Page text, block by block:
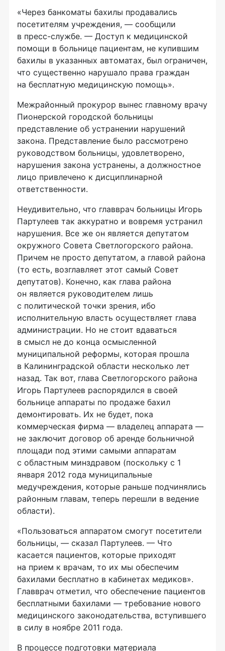
«Через банкоматы бахилы продавались
посетителям учреждения, — сообщили
в пресс-службе. — Доступ к медицинской
помощи в больнице пациентам, не купившим
бахилы в указанных автоматах, был ограничен,
что существенно нарушало права граждан
на бесплатную медицинскую помощь».
Межрайонный прокурор вынес главному врачу
Пионерской городской больницы
представление об устранении нарушений
закона. Представление было рассмотрено
руководством больницы, удовлетворено,
нарушения закона устранены, а должностное
лицо привлечено к дисциплинарной
ответственности.
Неудивительно, что главврач больницы Игорь
Партулеев так аккуратно и вовремя устранил
нарушения. Все же он является депутатом
окружного Совета Светлогорского района.
Причем не просто депутатом, а главой района
(то есть, возглавляет этот самый Совет
депутатов). Конечно, как глава района
он является руководителем лишь
с политической точки зрения, ибо
исполнительную власть осуществляет глава
администрации. Но не стоит вдаваться
в смысл не до конца осмысленной
муниципальной реформы, которая прошла
в Калининградской области несколько лет
назад. Так вот, глава Светлогорского района
Игорь Партулеев распорядился в своей
больнице аппараты по продаже бахил
демонтировать. Их не будет, пока
коммерческая фирма — владелец аппарата —
не заключит договор об аренде больничной
площади под этими самыми аппаратам
с областным минздравом (поскольку с 1
января 2012 года муниципальные
медучреждения, которые раньше подчинялись
районным главам, теперь перешли в ведение
области).
«Пользоваться аппаратом смогут посетители
больницы, — сказал Партулеев. — Что
касается пациентов, которые приходят
на прием к врачам, то их мы обеспечим
бахилами бесплатно в кабинетах медиков».
Главврач отметил, что обеспечение пациентов
бесплатными бахилами — требование нового
медицинского законодательства, вступившего
в силу в ноябре 2011 года.
В процессе подготовки материала